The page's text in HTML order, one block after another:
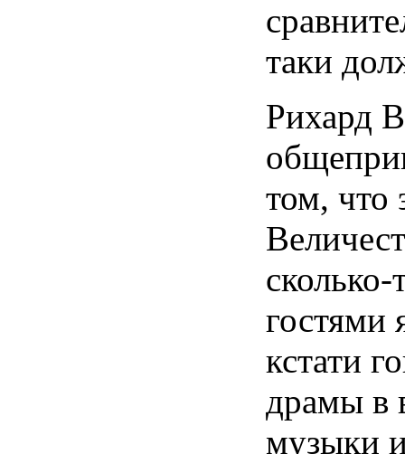
таки
Рихард
том, что
гостями
кстати
драмы в
музыки